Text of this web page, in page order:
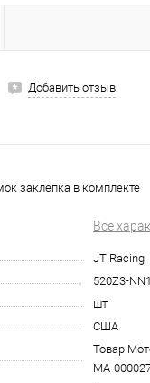
Добавить отзыв
заклепка в комплекте
Все
JT Racing
520Z3-
шт
США
Товар
МА-